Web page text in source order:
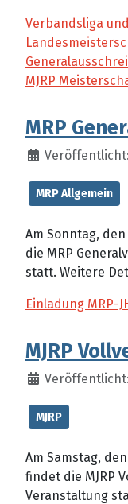
Verbandsliga
MJRP
MRP
MRP Allgemein
Am Sonntag,
die MRP
statt. Weitere
Einladung MRP-
MJRP
MJRP
Am Samstag,
findet die MJRP
Veranstaltung